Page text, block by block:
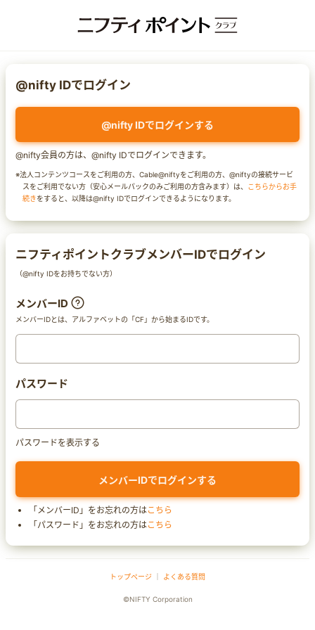
@nifty IDでログイン
@nifty IDでログインする
@nifty会員の方は、@nifty IDでログインできます。
※法人コンテンツコースをご利用の方、Cable@niftyをご利用の方、@niftyの接続サービ
スをご利用でない方（安心メールパックのみご利用の方含みます）は、 こちらからお手
続きをすると、以降は@nifty IDでログインできるようになります。
ニフティポイントクラブメンバーIDでログイン
（@nifty IDをお持ちでない方）
メンバーID
メンバーIDとは、アルファベットの「CF」から始まるIDです。
パスワード
パスワードを表示する
「メンバーID」をお忘れの方はこちら
「パスワード」をお忘れの方はこちら
トップページ よくある質問
©NIFTY Corporation